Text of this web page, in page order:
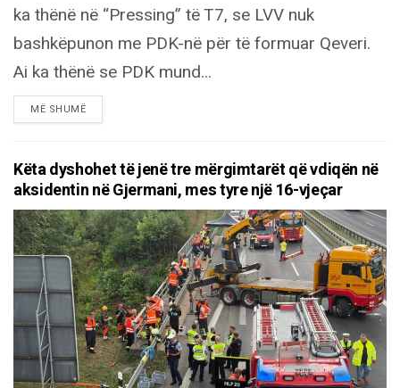
ka thënë në “Pressing” të T7, se LVV nuk
bashkëpunon me PDK-në për të formuar Qeveri.
Ai ka thënë se PDK mund...
MË SHUMËDETAILS
Këta dyshohet të jenë tre mërgimtarët që vdiqën në
aksidentin në Gjermani, mes tyre një 16-vjeçar